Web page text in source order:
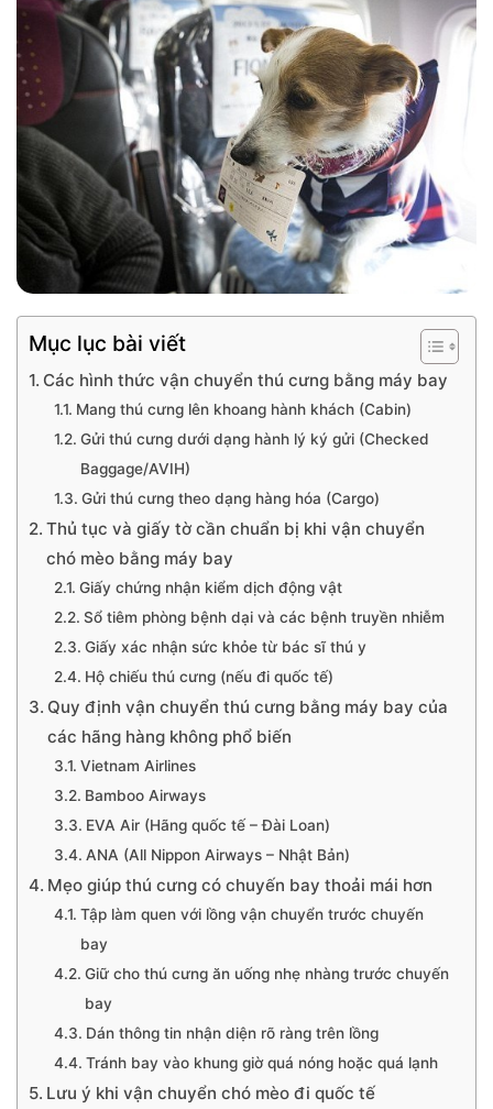
Mục lục bài viết
Các hình thức vận chuyển thú cưng bằng máy bay
Mang thú cưng lên khoang hành khách (Cabin)
Gửi thú cưng dưới dạng hành lý ký gửi (Checked
Baggage/AVIH)
Gửi thú cưng theo dạng hàng hóa (Cargo)
Thủ tục và giấy tờ cần chuẩn bị khi vận chuyển
chó mèo bằng máy bay
Giấy chứng nhận kiểm dịch động vật
Sổ tiêm phòng bệnh dại và các bệnh truyền nhiễm
Giấy xác nhận sức khỏe từ bác sĩ thú y
Hộ chiếu thú cưng (nếu đi quốc tế)
Quy định vận chuyển thú cưng bằng máy bay của
các hãng hàng không phổ biến
Vietnam Airlines
Bamboo Airways
EVA Air (Hãng quốc tế – Đài Loan)
ANA (All Nippon Airways – Nhật Bản)
Mẹo giúp thú cưng có chuyến bay thoải mái hơn
Tập làm quen với lồng vận chuyển trước chuyến
bay
Giữ cho thú cưng ăn uống nhẹ nhàng trước chuyến
bay
Dán thông tin nhận diện rõ ràng trên lồng
Tránh bay vào khung giờ quá nóng hoặc quá lạnh
Lưu ý khi vận chuyển chó mèo đi quốc tế